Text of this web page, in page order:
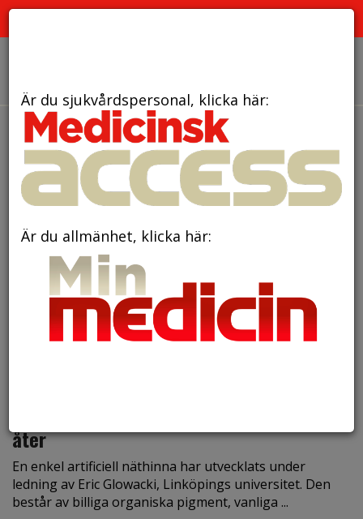
tidningar
åter
En enkel artificiell näthinna har utvecklats under
ledning av Eric Glowacki, Linköpings universitet. Den
består av billiga organiska pigment, vanliga ...
Är du sjukvårdspersonal, klicka här:
Är du allmänhet, klicka här: